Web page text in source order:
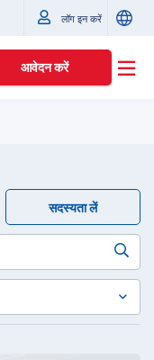
लॉग इन करें
आवेदन करें
सदस्यता लें